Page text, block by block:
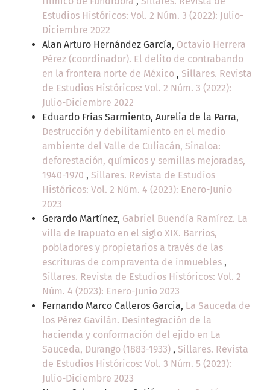
Estudios Históricos: Vol. 2 Núm. 3 (2022): Julio-
Diciembre 2022
Alan Arturo Hernández García, Octavio Herrera
Pérez (coordinador). El delito de contrabando
en la frontera norte de México , Sillares. Revista
de Estudios Históricos: Vol. 2 Núm. 3 (2022):
Julio-Diciembre 2022
Eduardo Frías Sarmiento, Aurelia de la Parra,
Destrucción y debilitamiento en el medio
ambiente del Valle de Culiacán, Sinaloa:
deforestación, químicos y semillas mejoradas,
1940-1970 , Sillares. Revista de Estudios
Históricos: Vol. 2 Núm. 4 (2023): Enero-Junio
2023
Gerardo Martínez, Gabriel Buendía Ramírez. La
villa de Irapuato en el siglo XIX. Barrios,
pobladores y propietarios a través de las
escrituras de compraventa de inmuebles ,
Sillares. Revista de Estudios Históricos: Vol. 2
Núm. 4 (2023): Enero-Junio 2023
Fernando Marco Calleros Garcia, La Sauceda de
los Pérez Gavilán. Desintegración de la
hacienda y conformación del ejido en La
Sauceda, Durango (1883-1933) , Sillares. Revista
de Estudios Históricos: Vol. 3 Núm. 5 (2023):
Julio-Diciembre 2023